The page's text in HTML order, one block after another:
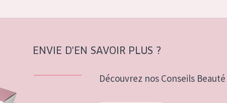
ENVIE D'EN SAVOIR PLUS ?
Découvrez nos Conseils